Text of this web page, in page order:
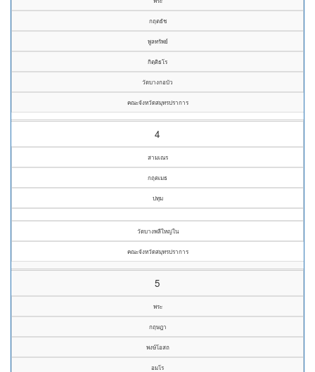
กฤตธัช
พูลทรัพย์
กิตฺติธโร
วัดบางกอบัว
คณะจังหวัดสมุทรปราการ
4
สามเณร
กฤตเมธ
ปทุม
วัดบางพลีใหญ่ใน
คณะจังหวัดสมุทรปราการ
5
พระ
กฤษฎา
พงษ์โอสถ
อมโร